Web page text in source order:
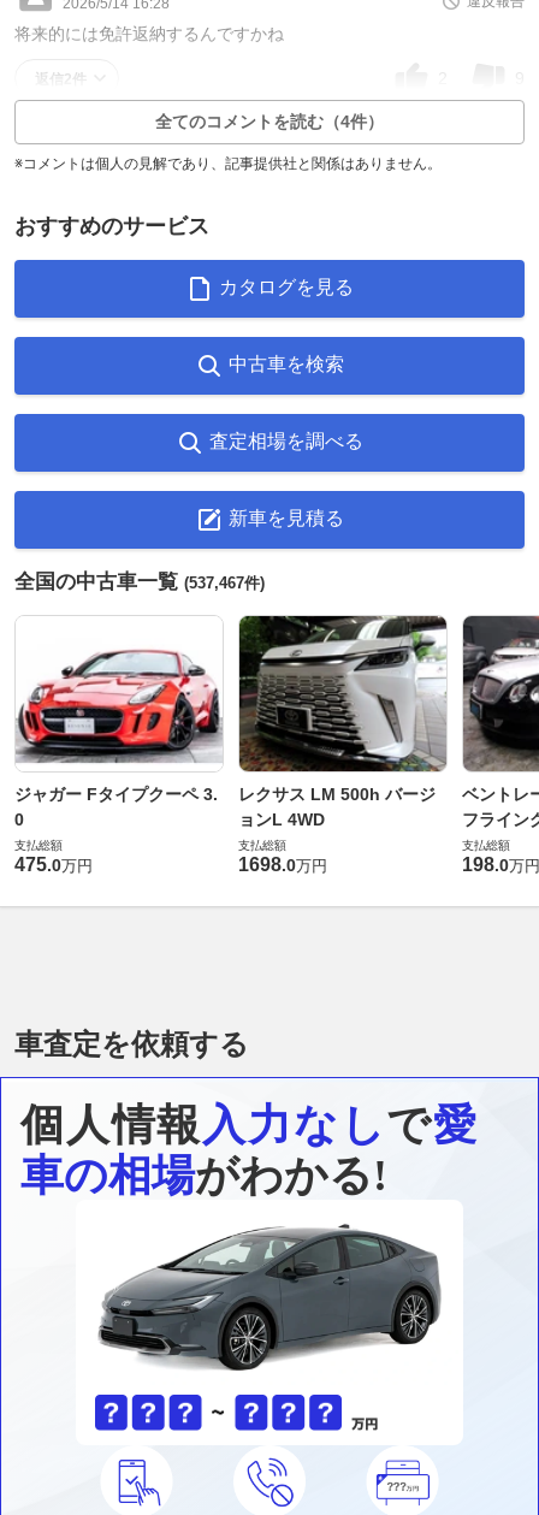
2026/5/14 16:28
将来的には免許返納するんですかね
返信2件
全てのコメントを読む（4件）
※コメントは個人の見解であり、記事提供社と関係はありません。
おすすめのサービス
カタログを見る
中古車を検索
査定相場を調べる
新車を見積る
全国の中古車一覧 (537,467件)
ジャガー Fタイプクーペ 3.
0
支払総額
475.0万円
レクサス LM 500h バージ
ョンL 4WD
支払総額
1698.0万円
ベントレ
フライン
支払総額
198.0万円
車査定を依頼する
個人情報入力なしで愛
車の相場がわかる!